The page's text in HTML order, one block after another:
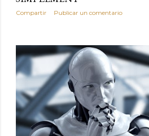
Compartir Publicar un comentario